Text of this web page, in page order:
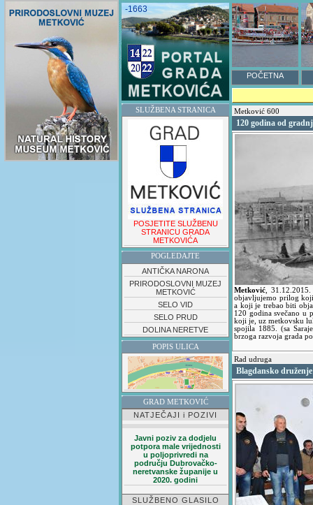
-1663
POČETNA
SLUŽBENA STRANICA
POSJETITE SLUŽBENU
STRANICU GRADA
METKOVIĆA
POGLEDAJTE
ANTIČKA NARONA
PRIRODOSLOVNI MUZEJ
METKOVIĆ
SELO VID
SELO PRUD
DOLINA NERETVE
POPIS ULICA
GRAD METKOVIĆ
NATJEČAJI i POZIVI
Javni poziv za dodjelu
potpora male vrijednosti
u poljoprivredi na
području Dubrovačko-
neretvanske županije u
2020. godini
SLUŽBENO GLASILO
Metković 600
120 godina od
Metković ,
objavljujemo prilog
a koji je trebao biti
120 godina svečano u
koji je, uz metkovsku
spojila 1885. (sa
brzoga razvoja grada
Rad udruga
Blagdansko